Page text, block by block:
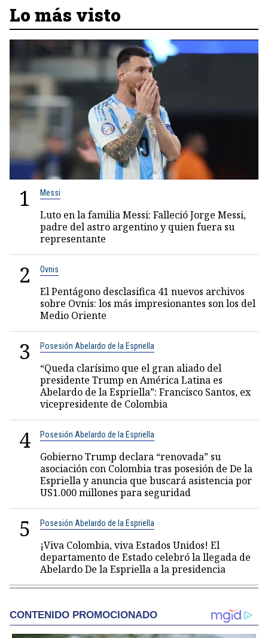
Lo más visto
1 Messi
Luto en la familia Messi: Falleció Jorge Messi,
padre del astro argentino y quien fuera su
representante
2 Ovnis
El Pentágono desclasifica 41 nuevos archivos
sobre Ovnis: los más impresionantes son los del
Medio Oriente
3 Posesión Abelardo de la Espriella
“Queda clarísimo que el gran aliado del
presidente Trump en América Latina es
Abelardo de la Espriella”: Francisco Santos, ex
vicepresidente de Colombia
4 Posesión Abelardo de la Espriella
Gobierno Trump declara “renovada” su
asociación con Colombia tras posesión de De la
Espriella y anuncia que buscará asistencia por
US1.000 millones para seguridad
5 Posesión Abelardo de la Espriella
¡Viva Colombia, viva Estados Unidos! El
departamento de Estado celebró la llegada de
Abelardo De la Espriella a la presidencia